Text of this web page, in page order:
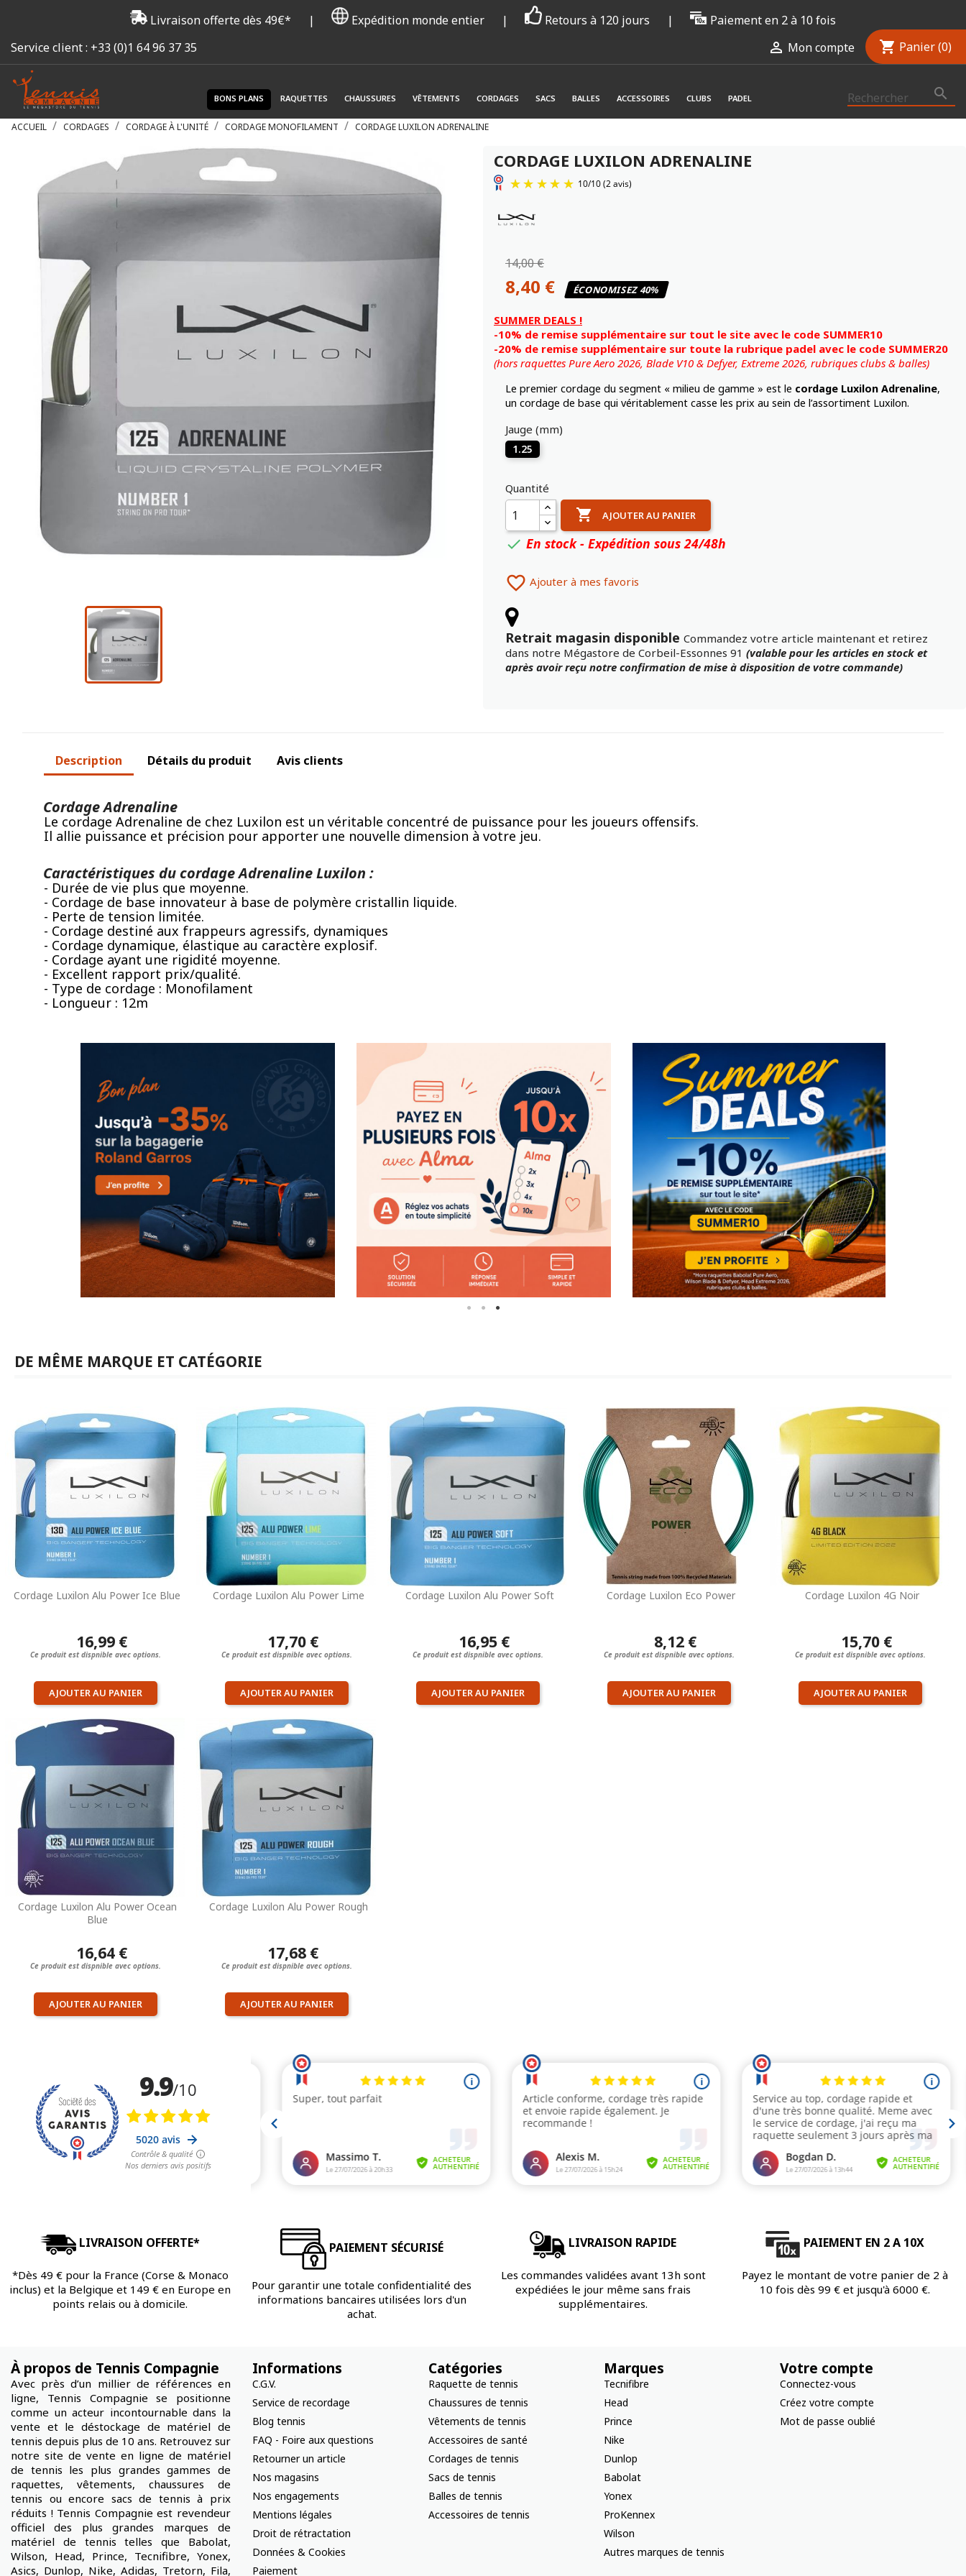
Livraison offerte dès 49€* | Expédition monde entier | Retours à 120 jours |
Paiement en 2 à 10 fois
Service client : +33 (0)1 64 96 37 35  Mon compte shopping_cart Panier (0)

BONS PLANS RAQUETTES CHAUSSURES VÊTEMENTS CORDAGES SACS BALLES ACCESSOIRES CLUBS PADEL
ACCUEIL CORDAGES CORDAGE À L'UNITÉ CORDAGE MONOFILAMENT CORDAGE LUXILON ADRENALINE
CORDAGE LUXILON ADRENALINE
14,00 €
8,40 € ÉCONOMISEZ 40%
SUMMER DEALS !
-10% de remise supplémentaire sur tout le site avec le code SUMMER10
-20% de remise supplémentaire sur toute la rubrique padel avec le code SUMMER20
(hors raquettes Pure Aero 2026, Blade V10 & Defyer, Extreme 2026, rubriques clubs & balles)
Le premier cordage du segment « milieu de gamme » est le cordage Luxilon Adrenaline,
un cordage de base qui véritablement casse les prix au sein de l’assortiment Luxilon.
Jauge (mm)
1.25
Quantité
 AJOUTER AU PANIER
 En stock - Expédition sous 24/48h
 Ajouter à mes favoris
Retrait magasin disponible Commandez votre article maintenant et retirez
dans notre Mégastore de Corbeil-Essonnes 91 (valable pour les articles en stock et
après avoir reçu notre confirmation de mise à disposition de votre commande)
Description Détails du produit Avis clients
Cordage Adrenaline
Le cordage Adrenaline de chez Luxilon est un véritable concentré de puissance pour les joueurs offensifs.
Il allie puissance et précision pour apporter une nouvelle dimension à votre jeu.
Caractéristiques du cordage Adrenaline Luxilon :
- Durée de vie plus que moyenne.
- Cordage de base innovateur à base de polymère cristallin liquide.
- Perte de tension limitée.
- Cordage destiné aux frappeurs agressifs, dynamiques
- Cordage dynamique, élastique au caractère explosif.
- Cordage ayant une rigidité moyenne.
- Excellent rapport prix/qualité.
- Type de cordage : Monofilament
- Longueur : 12m
DE MÊME MARQUE ET CATÉGORIE
Cordage Luxilon Alu Power Ice Blue
16,99 €
Ce produit est dispnible avec options.
AJOUTER AU PANIER
Cordage Luxilon Alu Power Lime
17,70 €
Ce produit est dispnible avec options.
AJOUTER AU PANIER
Cordage Luxilon Alu Power Soft
16,95 €
Ce produit est dispnible avec options.
AJOUTER AU PANIER
Cordage Luxilon Eco Power
8,12 €
Ce produit est dispnible avec options.
AJOUTER AU PANIER
Cordage Luxilon 4G Noir
15,70 €
Ce produit est dispnible avec options.
AJOUTER AU PANIER
Cordage Luxilon Alu Power Ocean
Blue
16,64 €
Ce produit est dispnible avec options.
AJOUTER AU PANIER
Cordage Luxilon Alu Power Rough
17,68 €
Ce produit est dispnible avec options.
AJOUTER AU PANIER
LIVRAISON OFFERTE*
*Dès 49 € pour la France (Corse & Monaco
inclus) et la Belgique et 149 € en Europe en
points relais ou à domicile.
PAIEMENT SÉCURISÉ
Pour garantir une totale confidentialité des
informations bancaires utilisées lors d'un
achat.
LIVRAISON RAPIDE
Les commandes validées avant 13h sont
expédiées le jour même sans frais
supplémentaires.
PAIEMENT EN 2 A 10X
Payez le montant de votre panier de 2 à
10 fois dès 99 € et jusqu'à 6000 €.
À propos de Tennis Compagnie
Avec près d’un millier de références en
ligne, Tennis Compagnie se positionne
comme un acteur incontournable dans la
vente et le déstockage de matériel de
tennis depuis plus de 10 ans. Retrouvez sur
notre site de vente en ligne de matériel
de tennis les plus grandes gammes de
raquettes, vêtements, chaussures de
tennis ou encore sacs de tennis à prix
réduits ! Tennis Compagnie est revendeur
officiel des plus grandes marques de
matériel de tennis telles que Babolat,
Wilson, Head, Prince, Tecnifibre, Yonex,
Asics, Dunlop, Nike, Adidas, Tretorn, Fila,
Informations
C.G.V.
Service de recordage
Blog tennis
FAQ - Foire aux questions
Retourner un article
Nos magasins
Nos engagements
Mentions légales
Droit de rétractation
Données & Cookies
Paiement
Catégories
Raquette de tennis
Chaussures de tennis
Vêtements de tennis
Accessoires de santé
Cordages de tennis
Sacs de tennis
Balles de tennis
Accessoires de tennis
Marques
Tecnifibre
Head
Prince
Nike
Dunlop
Babolat
Yonex
ProKennex
Wilson
Autres marques de tennis
Votre compte
Connectez-vous
Créez votre compte
Mot de passe oublié